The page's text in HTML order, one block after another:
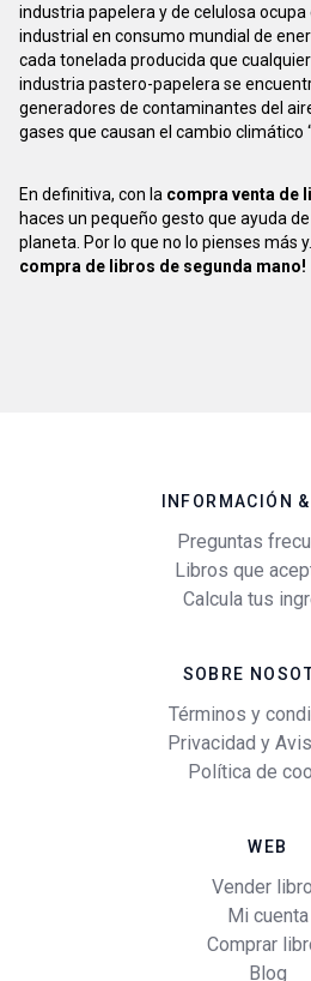
industria papelera y de celulosa
industrial en consumo mundial de
cada tonelada producida que
industria pastero-papelera se
generadores de contaminantes del
gases que causan el cambio climático
En definitiva, con la compra venta de
haces un pequeño gesto que ayuda
planeta. Por lo que no lo pienses más
compra de libros de segunda mano!
INFORMACIÓN
Preguntas
Libros que
Calcula tus
SOBRE
Términos y
Privacidad y
Política de
WEB
Vender
Mi cuenta
Comprar
Blog